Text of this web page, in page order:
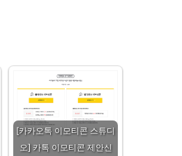
[카카오톡 이모티콘 스튜디
오] 카톡 이모티콘 제안신